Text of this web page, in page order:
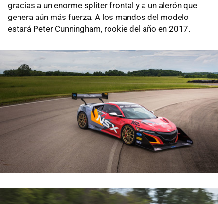
gracias a un enorme spliter frontal y a un alerón que
genera aún más fuerza. A los mandos del modelo
estará Peter Cunningham, rookie del año en 2017.